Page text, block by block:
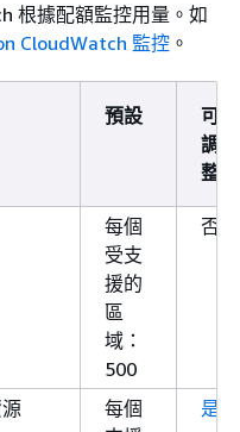
根據配額監控用量。如
CloudWatch 監控 。
預設
可
調
整
每個
受支
援的
區
域：
500
否
每個
是